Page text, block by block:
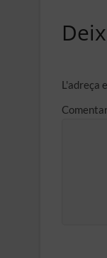
L'adreça